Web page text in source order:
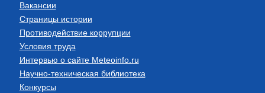
Вакансии
Страницы истории
Противодействие коррупции
Условия труда
Интервью о сайте Meteoinfo.ru
Научно-техническая библиотека
Конкурсы